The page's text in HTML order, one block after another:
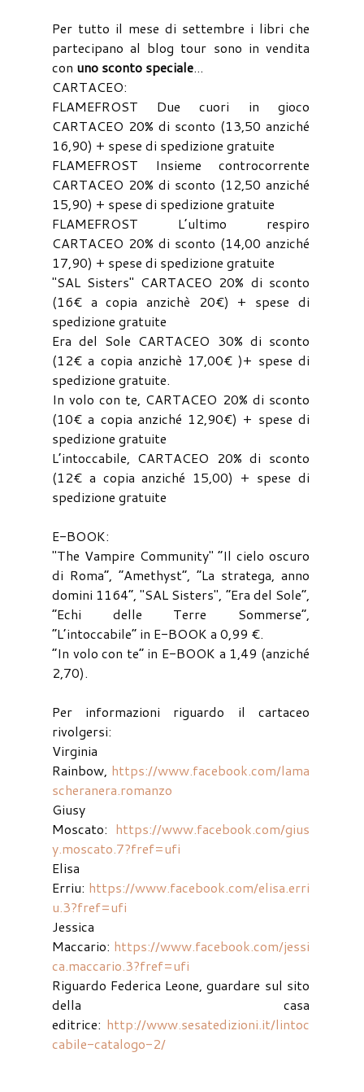
Per tutto il mese di settembre i libri che
partecipano al blog tour sono in vendita
con uno sconto speciale...
CARTACEO:
FLAMEFROST Due cuori in gioco
CARTACEO 20% di sconto (13,50 anziché
16,90) + spese di spedizione gratuite
FLAMEFROST Insieme controcorrente
CARTACEO 20% di sconto (12,50 anziché
15,90) + spese di spedizione gratuite
FLAMEFROST L’ultimo respiro
CARTACEO 20% di sconto (14,00 anziché
17,90) + spese di spedizione gratuite
"SAL Sisters" CARTACEO 20% di sconto
(16€ a copia anzichè 20€) + spese di
spedizione gratuite
Era del Sole CARTACEO 30% di sconto
(12€ a copia anzichè 17,00€ )+ spese di
spedizione gratuite.
In volo con te, CARTACEO 20% di sconto
(10€ a copia anziché 12,90€) + spese di
spedizione gratuite
L’intoccabile, CARTACEO 20% di sconto
(12€ a copia anziché 15,00) + spese di
spedizione gratuite
E-BOOK:
"The Vampire Community" “Il cielo oscuro
di Roma”, “Amethyst”, “La stratega, anno
domini 1164”, "SAL Sisters", “Era del Sole”,
“Echi delle Terre Sommerse”,
“L’intoccabile” in E-BOOK a 0,99 €.
“In volo con te” in E-BOOK a 1,49 (anziché
2,70).
Per informazioni riguardo il cartaceo
rivolgersi:
Virginia
Rainbow, https://www.facebook.com/lama
scheranera.romanzo
Giusy
Moscato: https://www.facebook.com/gius
y.moscato.7?fref=ufi
Elisa
Erriu: https://www.facebook.com/elisa.erri
u.3?fref=ufi
Jessica
Maccario: https://www.facebook.com/jessi
ca.maccario.3?fref=ufi
Riguardo Federica Leone, guardare sul sito
della casa
editrice: http://www.sesatedizioni.it/lintoc
cabile-catalogo-2/